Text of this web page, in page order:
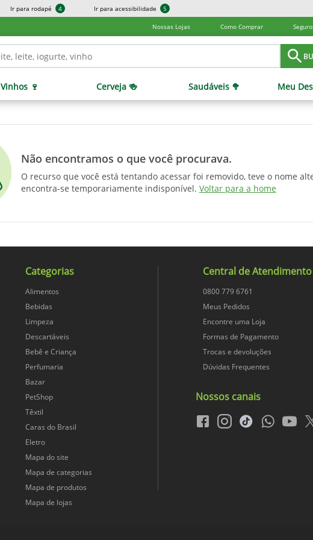
Ir para rodapé 4 Ir para acessibilidade 5
Nossas Lojas Como Comprar
Vinhos 🍷 Cerveja 🍻 Saudáveis 🥦 Meu
Não encontramos o que você procurava.
O recurso que você está tentando acessar foi removido, teve o nome
encontra-se temporariamente indisponível. Voltar para a home
Categorias
Alimentos
Bebidas
Limpeza
Descartáveis
Bebê e Criança
Perfumaria
Bazar
PetShop
Têxtil
Caras do Brasil
Eletro
Mapa do site
Mapa de categorias
Mapa de produtos
Mapa de lojas
Central de Atendimento
0800 779 6761
Meus Pedidos
Encontre uma Loja
Formas de Pagamento
Trocas e devoluções
Dúvidas Frequentes
Nossos canais
facebookinstagram
tiktok whatsappyoutube
x